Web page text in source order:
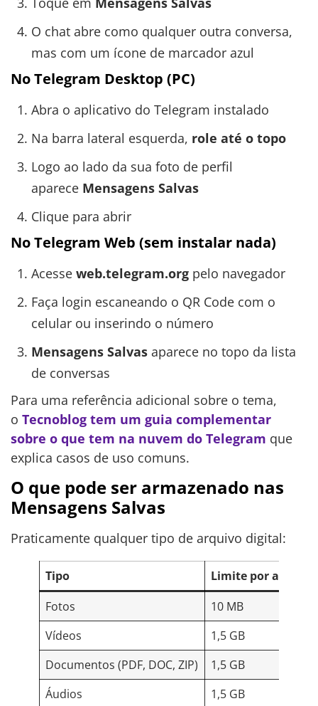
O chat abre como qualquer outra conversa,
mas com um ícone de marcador azul
No Telegram Desktop (PC)
Abra o aplicativo do Telegram instalado
Na barra lateral esquerda, role até o topo
Logo ao lado da sua foto de perfil
aparece Mensagens Salvas
Clique para abrir
No Telegram Web (sem instalar nada)
Acesse web.telegram.orgpelo navegador
Faça login escaneando o QR Code com o
celular ou inserindo o número
Mensagens Salvasaparece no topo da lista
de conversas
Para uma referência adicional sobre o tema,
o Tecnoblog tem um guia complementar
sobre o que tem na nuvem do Telegram que
explica casos de uso comuns.
O que pode ser armazenado nas
Mensagens Salvas
Praticamente qualquer tipo de arquivo digital:
Tipo
Limite por
Fotos
10 MB
Vídeos
1,5 GB
Documentos (PDF, DOC, ZIP)
1,5 GB
Áudios
1,5 GB